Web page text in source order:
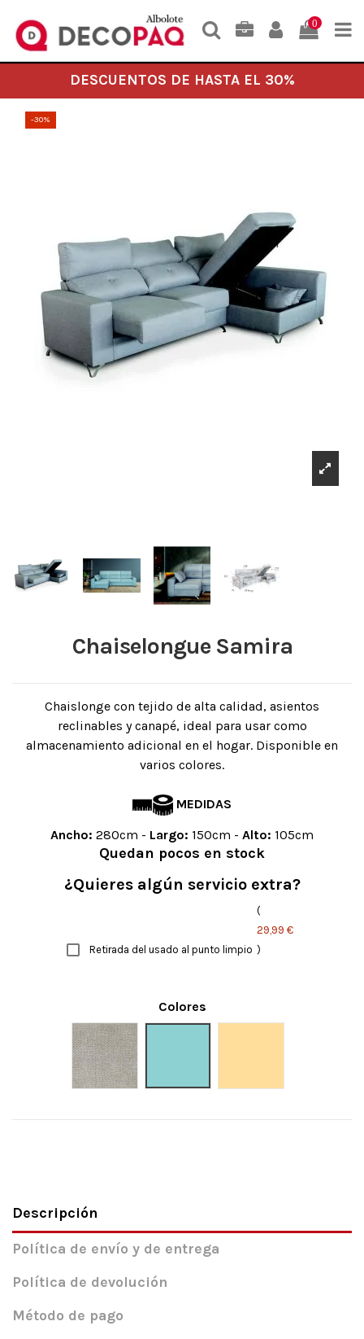
0
DESCUENTOS DE HASTA EL 30%
-30%
Chaiselongue Samira
Chaislonge con tejido de alta calidad, asientos
reclinables y canapé, ideal para usar como
almacenamiento adicional en el hogar. Disponible en
varios colores.
MEDIDAS
Ancho: 280cm - Largo: 150cm - Alto: 105cm
Quedan pocos en stock
¿Quieres algún servicio extra?
Retirada del usado al punto limpio
(
29,99 €
)
Colores
Gris
Descripción
Política de envío y de entrega
Política de devolución
Método de pago